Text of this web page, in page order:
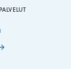
Carita